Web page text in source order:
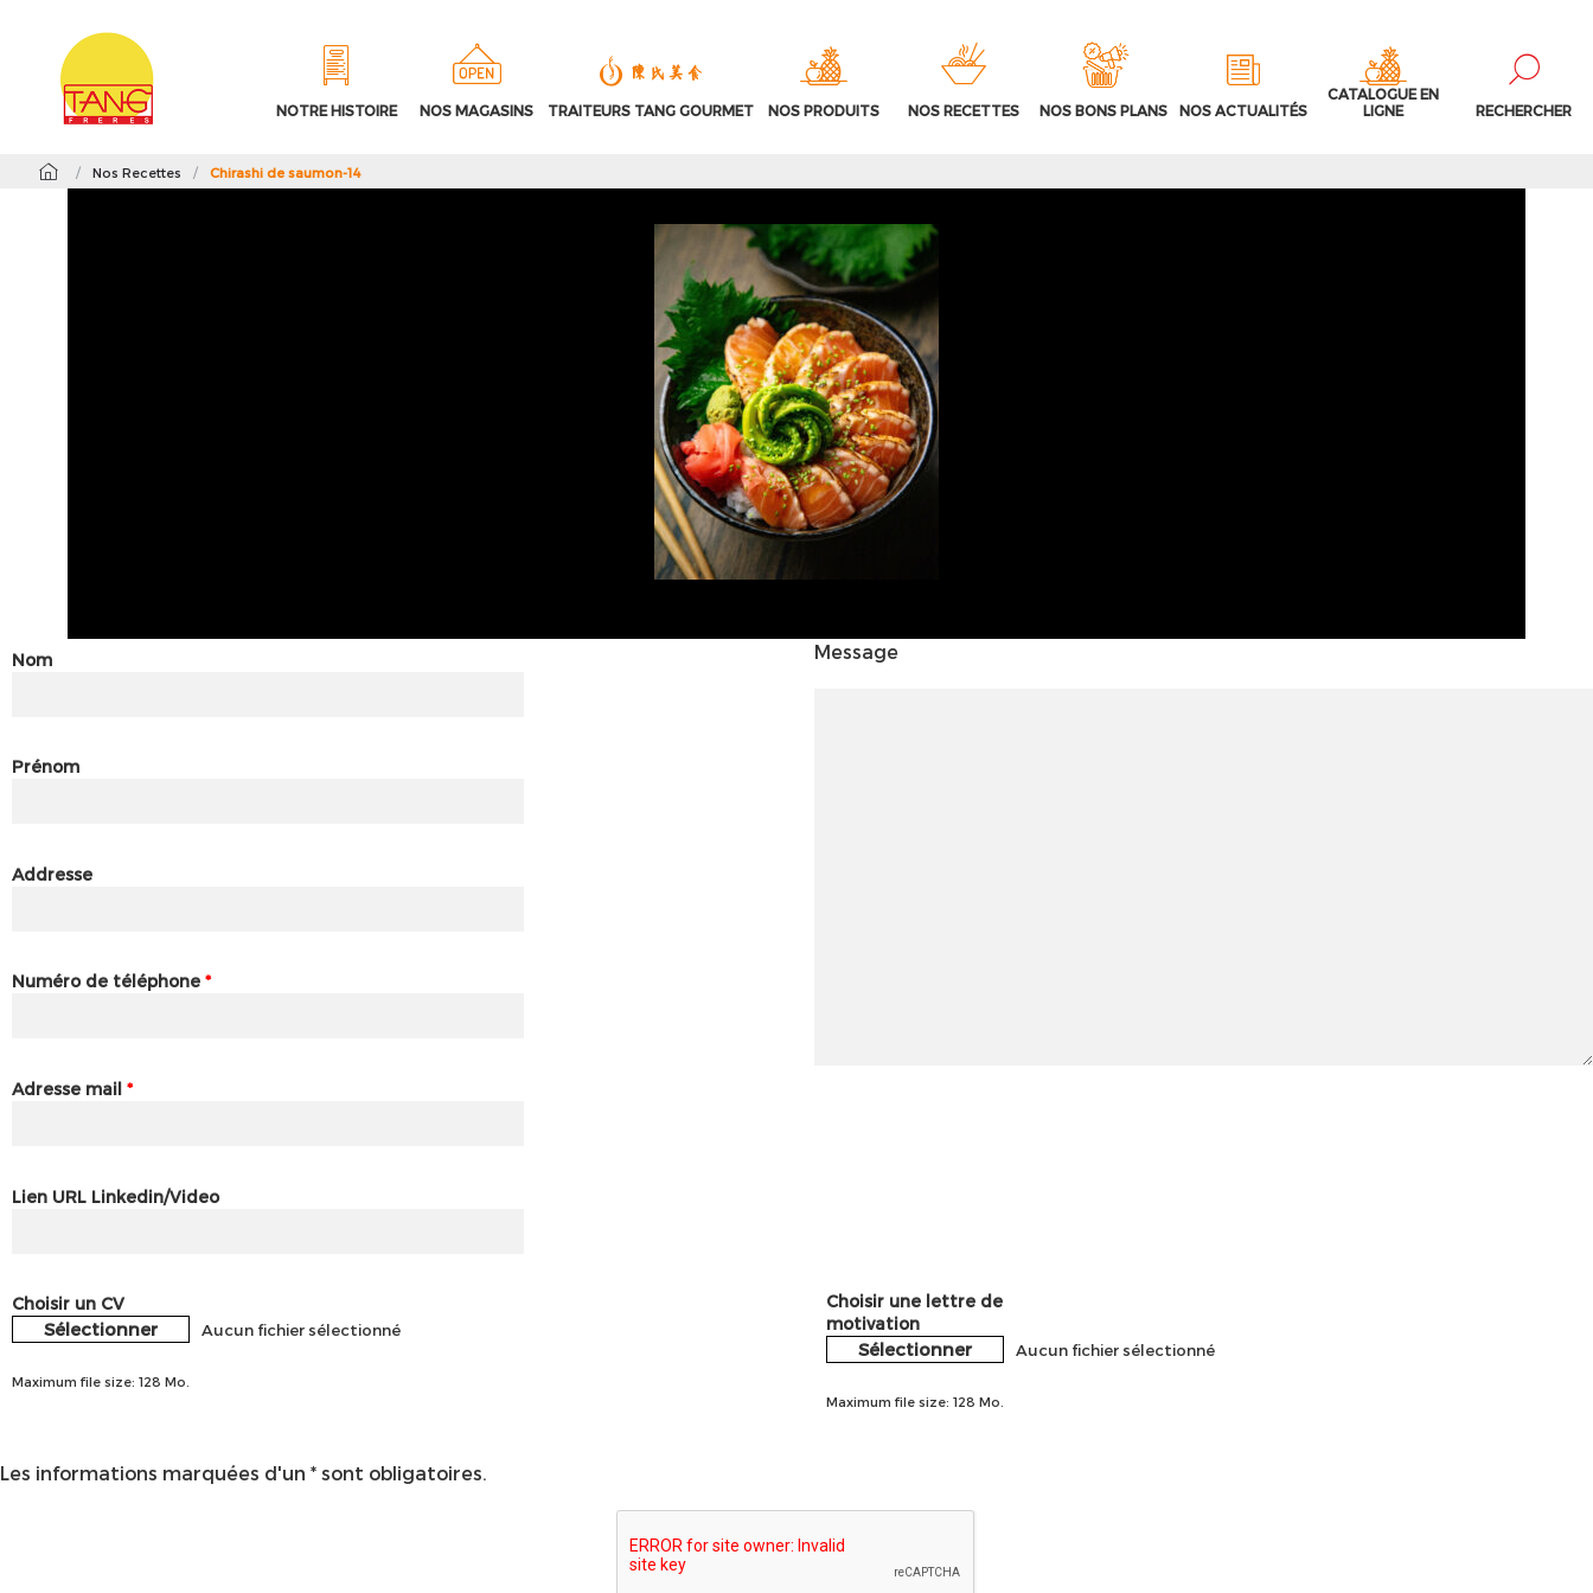
NOTRE HISTOIRE NOS MAGASINS TRAITEURS TANG GOURMET NOS PRODUITS NOS RECETTES NOS BONS PLANS NOS ACTUALITÉS
CATALOGUE EN
LIGNE
RECHERCHER
/ Nos Recettes / Chirashi de saumon-14
Nom
Prénom
Addresse
Numéro de téléphone *
Adresse mail *
Lien URL Linkedin/Video
Message
Choisir un CV
Sélectionner Aucun fichier sélectionné
Maximum file size: 128 Mo.
Choisir une lettre de
motivation
Sélectionner Aucun fichier sélectionné
Maximum file size: 128 Mo.
Les informations marquées d'un * sont obligatoires.